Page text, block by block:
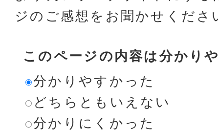
ジのご感想をお聞かせくださ
このページの内容は分かり
分かりやすかった
どちらともいえない
分かりにくかった